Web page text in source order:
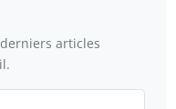
articles